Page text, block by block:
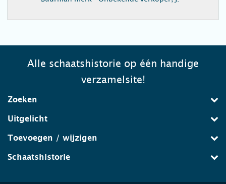
Alle schaatshistorie op één handige
verzamelsite!
Zoeken
Uitgelicht
Toevoegen / wijzigen
Schaatshistorie